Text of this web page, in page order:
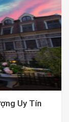
Uy Tín